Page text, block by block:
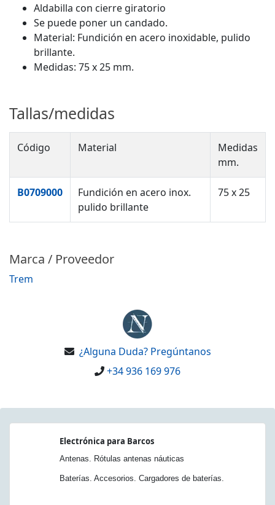
Aldabilla con cierre giratorio
Se puede poner un candado.
Material: Fundición en acero inoxidable, pulido
brillante.
Medidas: 75 x 25 mm.
Tallas/medidas
Código Material
Medidas
mm.
B0709000
Fundición en acero inox.
pulido brillante
75 x 25
Marca / Proveedor
Trem
¿Alguna Duda? Pregúntanos
+34 936 169 976
Electrónica para Barcos
Antenas. Rótulas antenas náuticas
Baterías. Accesorios. Cargadores de baterías.